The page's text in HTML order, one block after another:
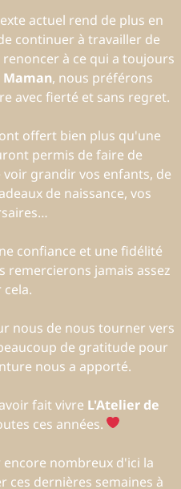
actuel rend de plus en
continuer à travailler de
à ce qui a toujours
, nous préférons
avec fierté et sans regret.
offert bien plus qu'une
permis de faire de
grandir vos enfants, de
de naissance, vos
confiance et une fidélité
remercierons jamais assez
nous de nous tourner vers
de gratitude pour
nous a apporté.
fait vivre L'Atelier de
ces années.
nombreux d'ici la
dernières semaines à